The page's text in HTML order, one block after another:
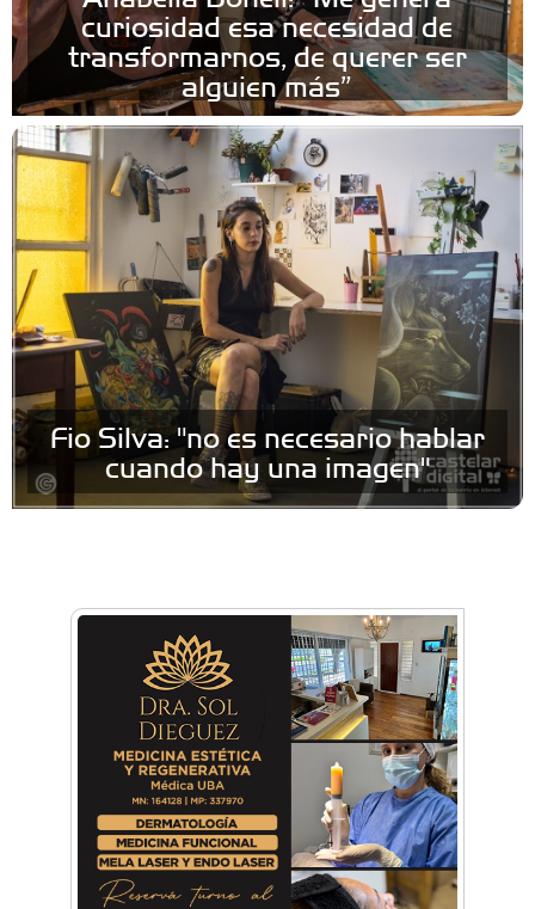
curiosidad esa necesidad de
transformarnos, de querer ser
alguien más”
Fio Silva: "no es necesario hablar
cuando hay una imagen"